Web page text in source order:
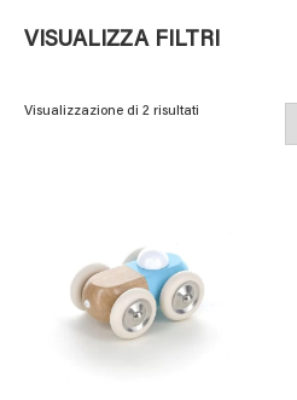
VISUALIZZA FILTRI
Visualizzazione di 2 risultati